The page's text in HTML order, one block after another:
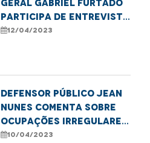
geral Gabriel Furtado
participa de entrevista
no programa Café com
12/04/2023
Defensor público Jean
Nunes comenta sobre
ocupações irregulares
na capital
10/04/2023